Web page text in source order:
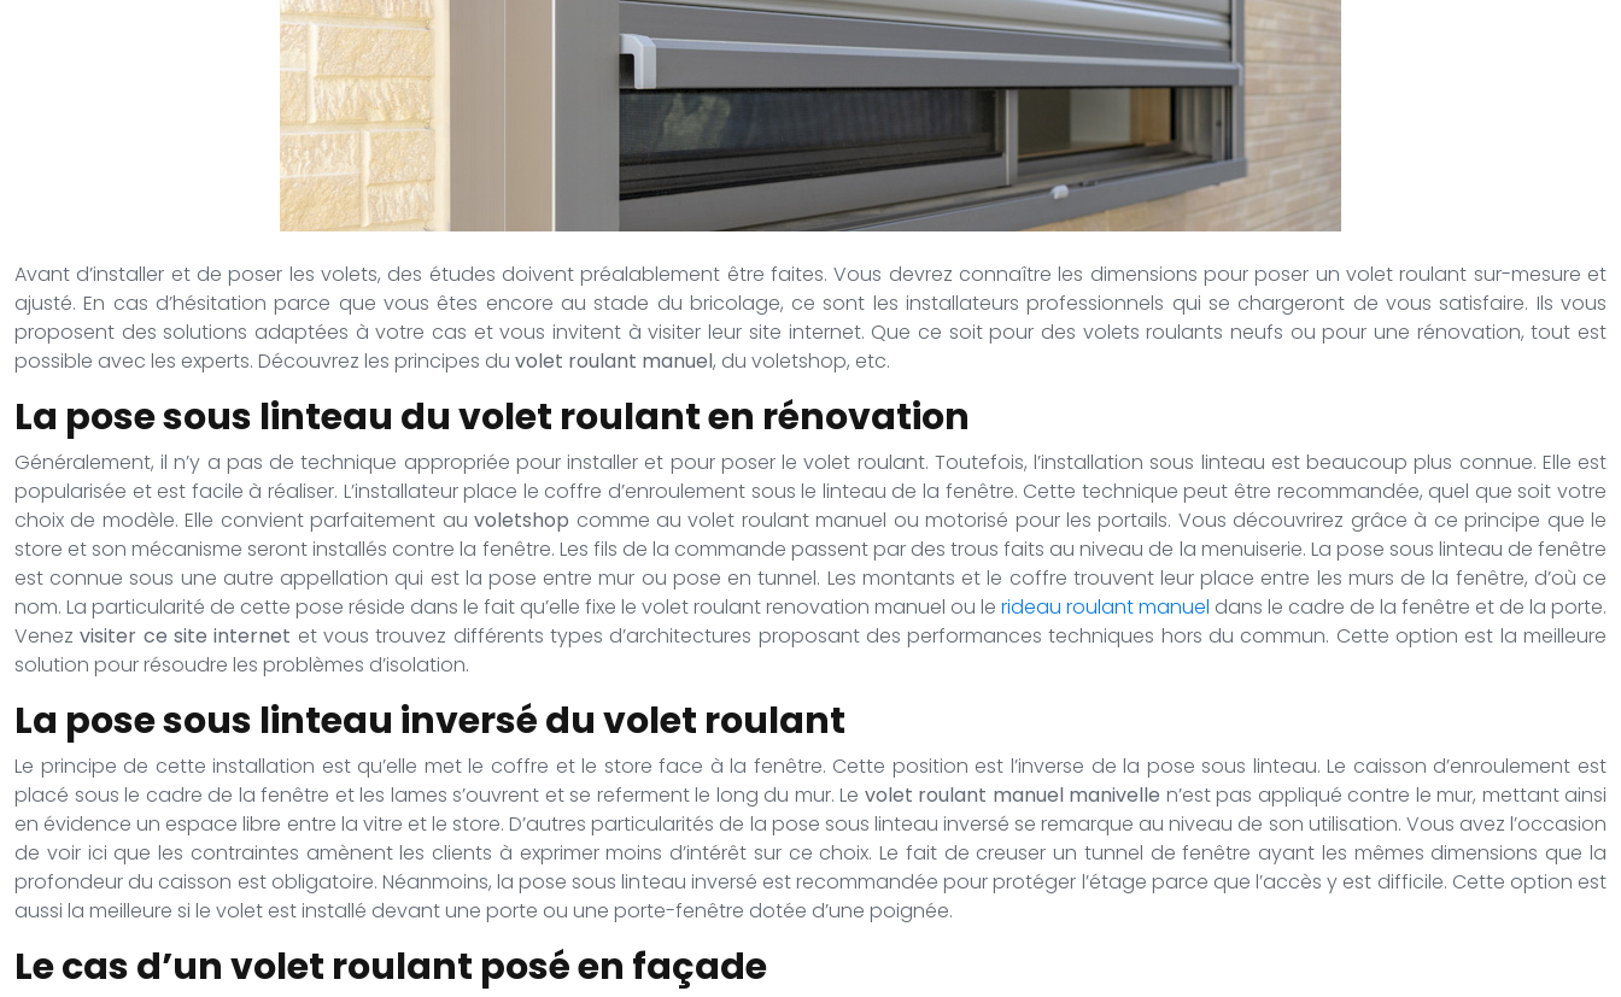
Avant d’installer et de poser les volets, des études doivent préalablement être faites. Vous devrez connaître les dimensions pour poser un volet roulant sur-mesure et
ajusté. En cas d’hésitation parce que vous êtes encore au stade du bricolage, ce sont les installateurs professionnels qui se chargeront de vous satisfaire. Ils vous
proposent des solutions adaptées à votre cas et vous invitent à visiter leur site internet. Que ce soit pour des volets roulants neufs ou pour une rénovation, tout est
possible avec les experts. Découvrez les principes du volet roulant manuel, du voletshop, etc.
La pose sous linteau du volet roulant en rénovation
Généralement, il n’y a pas de technique appropriée pour installer et pour poser le volet roulant. Toutefois, l’installation sous linteau est beaucoup plus connue. Elle est
popularisée et est facile à réaliser. L’installateur place le coffre d’enroulement sous le linteau de la fenêtre. Cette technique peut être recommandée, quel que soit votre
choix de modèle. Elle convient parfaitement auvoletshop comme au volet roulant manuel ou motorisé pour les portails. Vous découvrirez grâce à ce principe que le
store et son mécanisme seront installés contre la fenêtre. Les fils de la commande passent par des trous faits au niveau de la menuiserie. La pose sous linteau de fenêtre
est connue sous une autre appellation qui est la pose entre mur ou pose en tunnel. Les montants et le coffre trouvent leur place entre les murs de la fenêtre, d’où ce
nom. La particularité de cette pose réside dans le fait qu’elle fixe le volet roulant renovation manuel ou le rideau roulant manuel dans le cadre de la fenêtre et de la porte.
Venezvisiter ce site internet et vous trouvez différents types d’architectures proposant des performances techniques hors du commun. Cette option est la meilleure
solution pour résoudre les problèmes d’isolation.
La pose sous linteau inversé du volet roulant
Le principe de cette installation est qu’elle met le coffre et le store face à la fenêtre. Cette position est l’inverse de la pose sous linteau. Le caisson d’enroulement est
placé sous le cadre de la fenêtre et les lames s’ouvrent et se referment le long du mur. Le volet roulant manuel manivelle n’est pas appliqué contre le mur, mettant ainsi
en évidence un espace libre entre la vitre et le store. D’autres particularités de la pose sous linteau inversé se remarque au niveau de son utilisation. Vous avez l’occasion
de voir ici que les contraintes amènent les clients à exprimer moins d’intérêt sur ce choix. Le fait de creuser un tunnel de fenêtre ayant les mêmes dimensions que la
profondeur du caisson est obligatoire. Néanmoins, la pose sous linteau inversé est recommandée pour protéger l’étage parce que l’accès y est difficile. Cette option est
aussi la meilleure si le volet est installé devant une porte ou une porte-fenêtre dotée d’une poignée.
Le cas d’un volet roulant posé en façade